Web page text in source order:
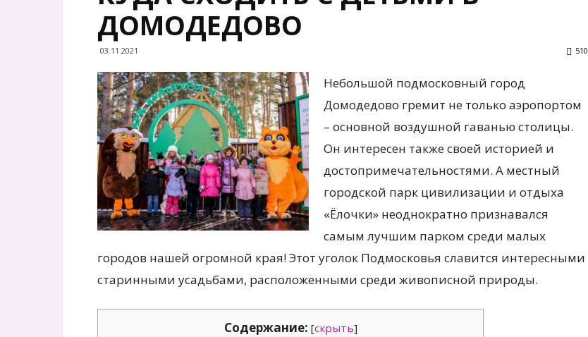
ДОМОДЕДОВО
03.11.2021 510
Небольшой подмосковный город
Домодедово гремит не только аэропортом
– основной воздушной гаванью столицы.
Он интересен также своей историей и
достопримечательностями. А местный
городской парк цивилизации и отдыха
«Ёлочки» неоднократно признавался
самым лучшим парком среди малых
городов нашей огромной края! Этот уголок Подмосковья славится интересными
старинными усадьбами, расположенными среди живописной природы.
Содержание: [скрыть]